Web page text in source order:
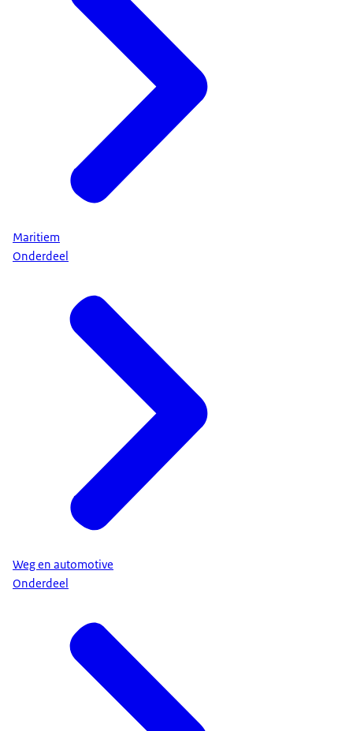
Maritiem
Onderdeel
Weg en automotive
Onderdeel